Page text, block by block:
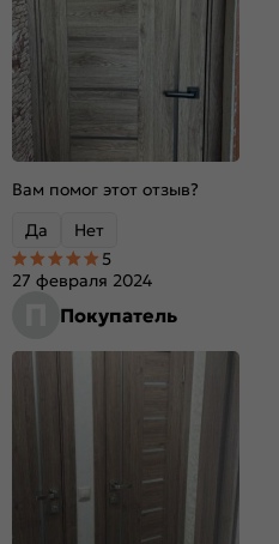
Вам помог этот отзыв?
Да
Нет
Покупатель
27 февраля 2024
5